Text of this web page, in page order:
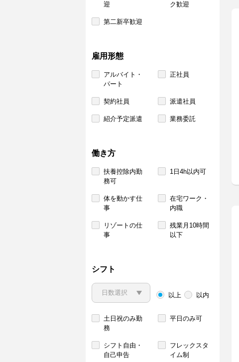
迎
ク歓迎
第二新卒歓迎
雇用形態
アルバイト・
パート
正社員
契約社員 派遣社員
紹介予定派遣 業務委託
働き方
扶養控除内勤
務可
1日4h以内可
体を動かす仕
事
在宅ワーク・
内職
リゾートの仕
事
残業月10時間
以下
シフト
以上 以内
土日祝のみ勤
務
平日のみ可
シフト自由・
自己申告
フレックスタ
イム制